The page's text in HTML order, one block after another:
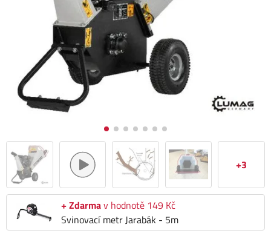
+3
+ Zdarmav hodnotě 149 Kč
Svinovací metr Jarabák - 5m